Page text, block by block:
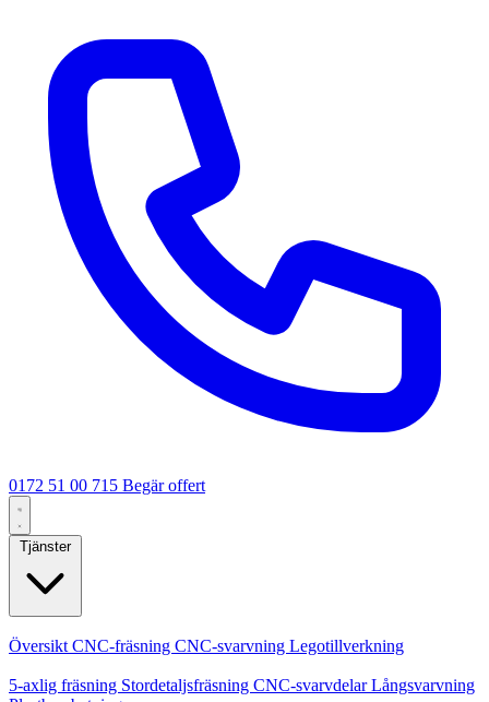
0172 51 00 715 Begär offert
Tjänster
Översikt CNC-fräsning CNC-svarvning Legotillverkning
5-axlig fräsning Stordetaljsfräsning CNC-svarvdelarLångsvarvning